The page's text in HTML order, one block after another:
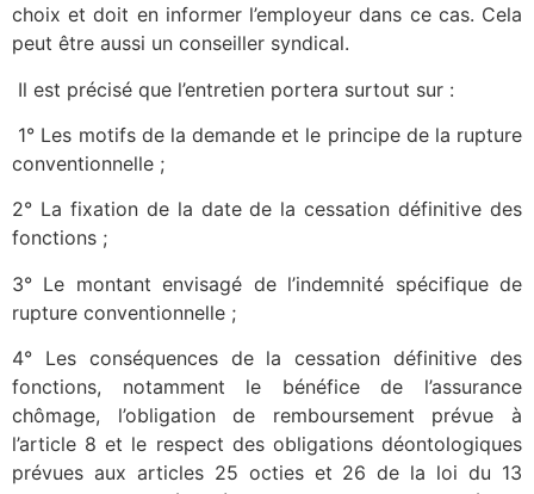
choix et doit en informer l’employeur dans ce cas. Cela
peut être aussi un conseiller syndical.
Il est précisé que l’entretien portera surtout sur :
1° Les motifs de la demande et le principe de la rupture
conventionnelle ;
2° La fixation de la date de la cessation définitive des
fonctions ;
3° Le montant envisagé de l’indemnité spécifique de
rupture conventionnelle ;
4° Les conséquences de la cessation définitive des
fonctions, notamment le bénéfice de l’assurance
chômage, l’obligation de remboursement prévue à
l’article 8 et le respect des obligations déontologiques
prévues aux articles 25 octies et 26 de la loi du 13